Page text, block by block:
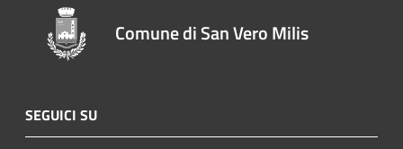
Comune di San Vero Milis
SEGUICI SU